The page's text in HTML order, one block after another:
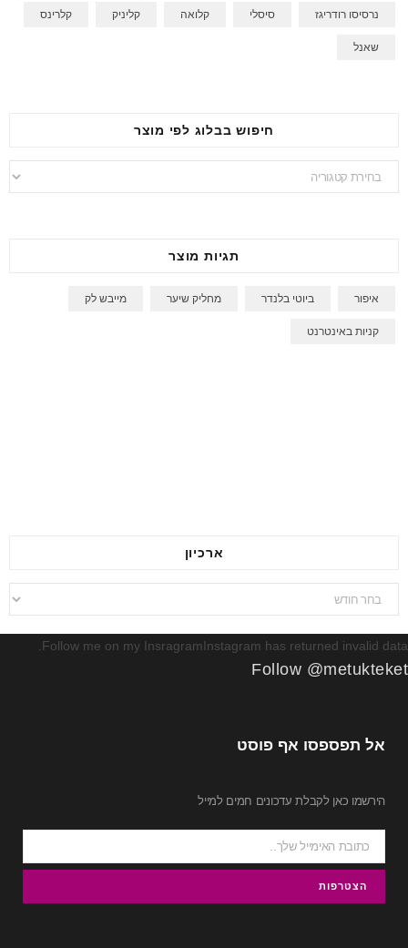
נרסיסו רודריגז סיסלי קלואה קליניק קלרינס
שאנל
חיפוש בבלוג לפי מוצר
חיפוש
בבלוג
תגיות מוצר
איפור ביוטי בלנדר מחליק שיער מייבש לק
קניות באינטרנט
ארכיון
ארכיון
Follow me on my InsragramInstagram has returned invalid data.
Follow @metukteket
אל תפספסו אף פוסט
הירשמו כאן לקבלת עדכונים חמים למייל